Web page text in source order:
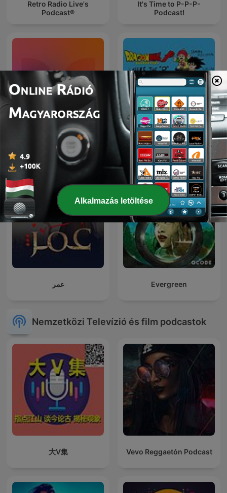
Retro Radio Live's
Podcast®
It's Time to P-P-P-
Podcast!
Dolby Creator Talks Dragon Ball P
عمر Evergreen
Nemzetközi Televízió és film podcastok
大V集 Vevo Reggaetón Podcast
Alkalmazás letöltése